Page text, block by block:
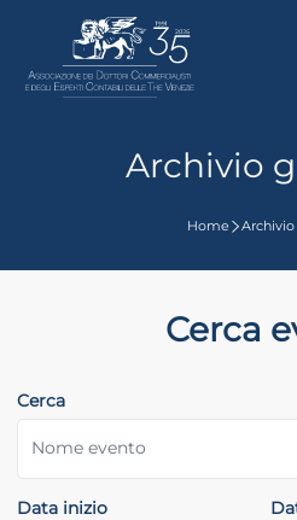
Archivio
Home
Cerca
Cerca
Data inizio